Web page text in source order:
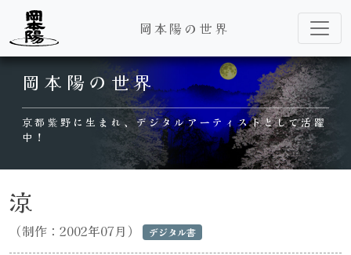
Main Navigation
岡本陽の世界
岡本陽の世界
京都紫野に生まれ、デジタルアーティストとして活躍
中！
涼
（制作：2002年07月） デジタル書